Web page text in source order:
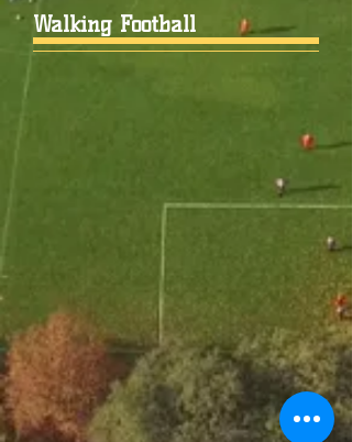
Walking Football